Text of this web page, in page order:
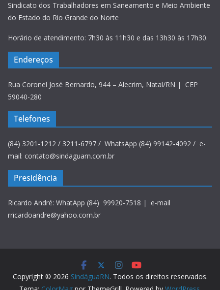
Sindicato dos Trabalhadores em Saneamento e Meio Ambiente
do Estado do Rio Grande do Norte
Horário de atendimento: 7h30 às 11h30 e das 13h30 às 17h30.
Endereços
Rua Coronel José Bernardo, 944 – Alecrim, Natal/RN | CEP
59040-280
Telefones
(84) 3201-1212 / 3211-6797 / WhatsApp (84) 99142-4092 / e-
mail: contato@sindaguarn.com.br
Presidência
Ricardo André: WhatApp (84) 99920-7518 | e-mail
rricardoandre@yahoo.com.br
Copyright © 2026 SindáguaRN. Todos os direitos reservados.